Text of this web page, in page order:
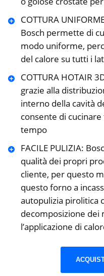
COTTURA
Bosch permette di
modo uniforme,
del calore su tutti i
COTTURA HOTAIR
grazie alla
interno della cavità
consente di
tempo
FACILE PULIZIA:
qualità dei propri
cliente, per questo
questo forno a
autopulizia pirolitica
decomposizione dei
l’applicazione di